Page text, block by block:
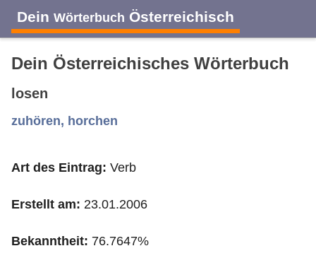
Dein Wörterbuch Österreichisch
A B C D
J K L M
Dein Österreichisches Wörterbuch
losen
zuhören, horchen
Art des Eintrag: Verb
Erstellt am: 23.01.2006
Bekanntheit: 76.7647%